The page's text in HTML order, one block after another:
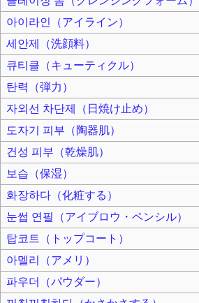
아이라인（アイライン）
세안제（洗顔料）
큐티클（キューティクル）
탄력（弾力）
자외선 차단제（日焼け止め）
도자기 피부（陶器肌）
건성 피부（乾燥肌）
보습（保湿）
화장하다（化粧する）
눈썹 연필（アイブロウ・ペンシル）
탑코트（トップコート）
아멜리（アメリ）
파우더（パウダー）